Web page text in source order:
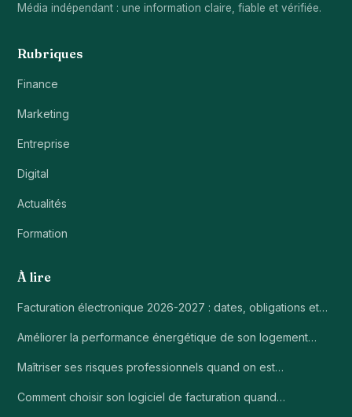
Média indépendant : une information claire, fiable et vérifiée.
Rubriques
Finance
Marketing
Entreprise
Digital
Actualités
Formation
À lire
Facturation électronique 2026-2027 : dates, obligations et…
Améliorer la performance énergétique de son logement…
Maîtriser ses risques professionnels quand on est…
Comment choisir son logiciel de facturation quand…